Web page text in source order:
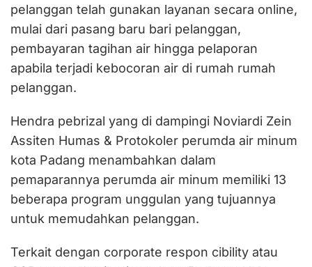
pelanggan telah gunakan layanan secara online,
mulai dari pasang baru bari pelanggan,
pembayaran tagihan air hingga pelaporan
apabila terjadi kebocoran air di rumah rumah
pelanggan.
Hendra pebrizal yang di dampingi Noviardi Zein
Assiten Humas & Protokoler perumda air minum
kota Padang menambahkan dalam
pemaparannya perumda air minum memiliki 13
beberapa program unggulan yang tujuannya
untuk memudahkan pelanggan.
Terkait dengan corporate respon cibility atau